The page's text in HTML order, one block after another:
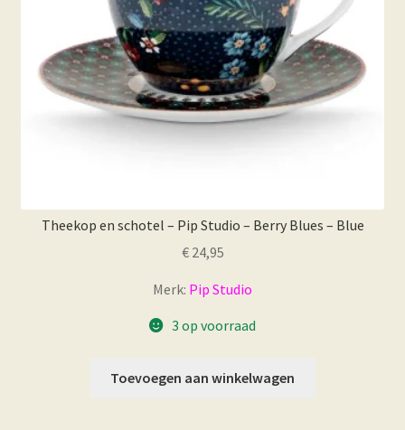
Theekop en schotel – Pip Studio – Berry Blues – Blue
€24,95
Merk: Pip Studio
3 op voorraad
Toevoegen aan winkelwagen